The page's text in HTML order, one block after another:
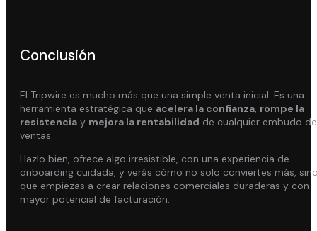
Conclusión
El Tripwire es mucho más que una simple venta inicial. Es una
herramienta estratégica que acelera la confianza, rompe la
resistencia y mejora la rentabilidad de cualquier embudo de
ventas.
Hazlo bien, ofrece algo irresistible, con una experiencia de
onboarding cuidada, y verás cómo no solo conviertes más,
que empiezas a crear relaciones comerciales duraderas y con
mayor potencial de facturación.